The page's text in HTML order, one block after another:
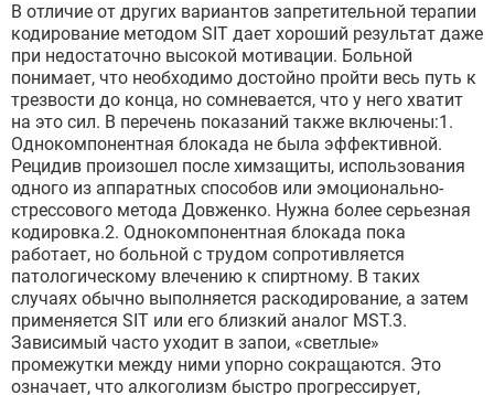
В отличие от других вариантов запретительной терапии
кодирование методом SIT дает хороший результат даже
при недостаточно высокой мотивации. Больной
понимает, что необходимо достойно пройти весь путь к
трезвости до конца, но сомневается, что у него хватит
на это сил. В перечень показаний также включены:1.
Однокомпонентная блокада не была эффективной.
Рецидив произошел после химзащиты, использования
одного из аппаратных способов или эмоционально-
стрессового метода Довженко. Нужна более серьезная
кодировка.2. Однокомпонентная блокада пока
работает, но больной с трудом сопротивляется
патологическому влечению к спиртному. В таких
случаях обычно выполняется раскодирование, а затем
применяется SIT или его близкий аналог MST.3.
Зависимый часто уходит в запои, «светлые»
промежутки между ними упорно сокращаются. Это
означает, что алкоголизм быстро прогрессирует,